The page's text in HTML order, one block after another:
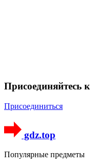
Присоединяйтесь
Присоединиться
gdz.top
Популярные предметы